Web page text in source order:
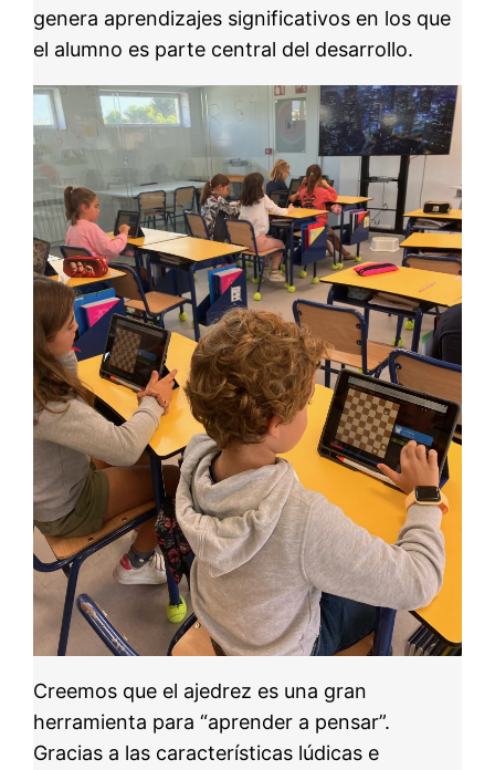
genera aprendizajes significativos en los que
el alumno es parte central del desarrollo.
Creemos que el ajedrez es una gran
herramienta para “aprender a pensar”.
Gracias a las características lúdicas e